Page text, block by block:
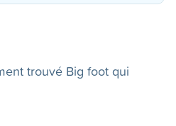
trouvé Big foot qui